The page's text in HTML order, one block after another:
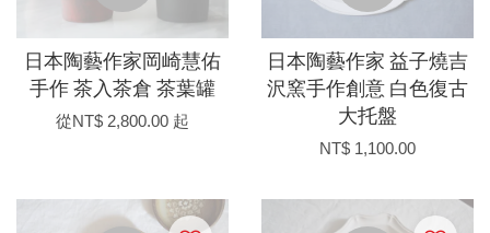
日本陶藝作家岡崎慧佑
手作 茶入茶倉 茶葉罐
從NT$ 2,800.00 起
日本陶藝作家 益子燒吉
沢窯手作創意 白色復古
大托盤
NT$ 1,100.00